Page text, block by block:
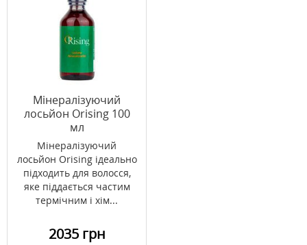
Мінералізуючий
лосьйон Orising 100
мл
Мінералізуючий
лосьйон Orising ідеально
підходить для волосся,
яке піддається частим
термічним і хім...
2035 грн